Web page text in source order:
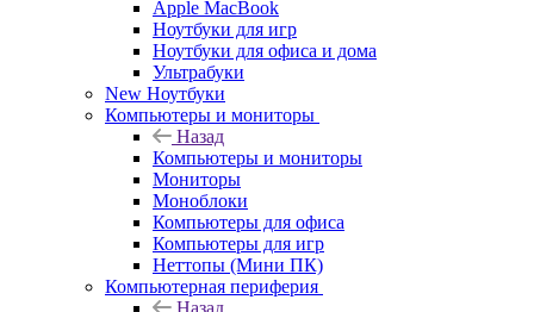
Apple MacBook
Ноутбуки для игр
Ноутбуки для офиса и дома
Ультрабуки
New Ноутбуки
Компьютеры и мониторы
Назад
Компьютеры и мониторы
Мониторы
Моноблоки
Компьютеры для офиса
Компьютеры для игр
Неттопы (Мини ПК)
Компьютерная периферия
Назад